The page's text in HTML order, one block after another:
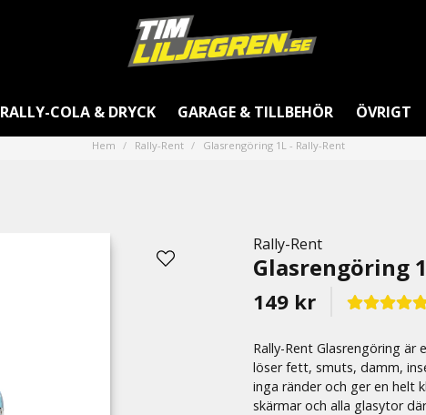
RALLY-COLA & DRYCK GARAGE & TILLBEHÖR ÖVRIGT
Hem Rally-Rent Glasrengöring 1L - Rally-Rent
Rally-Rent
Glasrengöring
149 kr
Rally-Rent Glasrengöring
löser fett, smuts, damm,
inga ränder och ger en helt
skärmar och alla glasytor